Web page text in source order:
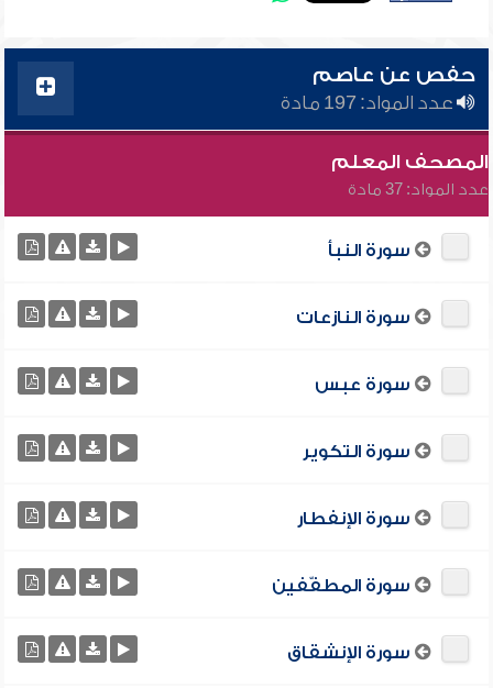
حفص عن عاصم
عدد المواد: 197 مادة
المصحف المعلم
عدد المواد: 37 مادة
سورة النبأ
سورة النازعات
سورة عبس
سورة التكوير
سورة الإنفطار
سورة المطفّفين
سورة الإنشقاق